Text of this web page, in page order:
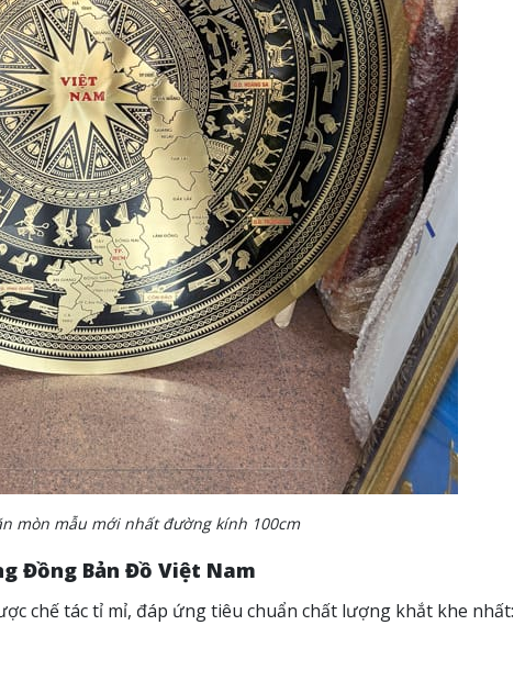
mòn mẫu mới nhất đường kính 100cm
Đồng Bản Đồ Việt Nam
chế tác tỉ mỉ, đáp ứng tiêu chuẩn chất lượng khắt khe nhất: